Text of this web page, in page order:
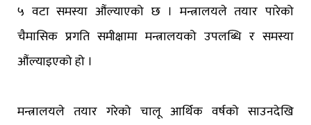
५ वटा समस्या औंल्याएको छ । मन्त्रालयले तयार पारेको
चैमासिक प्रगति समीक्षामा मन्त्रालयको उपलब्धि र समस्या
औंल्याइएको हो ।
मन्त्रालयले तयार गरेको चालू आर्थिक वर्षको साउनदेखि